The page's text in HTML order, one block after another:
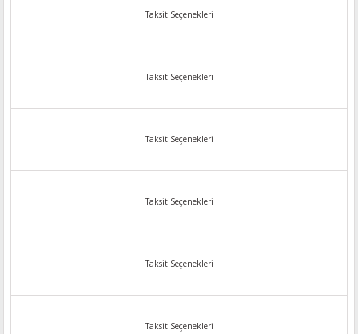
Taksit Seçenekleri
Taksit Seçenekleri
Taksit Seçenekleri
Taksit Seçenekleri
Taksit Seçenekleri
Taksit Seçenekleri